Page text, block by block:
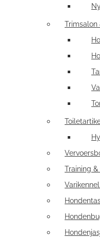
Trimsalon
Training &